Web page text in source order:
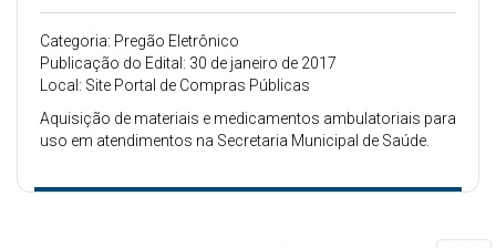
Categoria: Pregão Eletrônico
Publicação do Edital: 30 de janeiro de 2017
Local: Site Portal de Compras Públicas
Aquisição de materiais e medicamentos ambulatoriais para
uso em atendimentos na Secretaria Municipal de Saúde.